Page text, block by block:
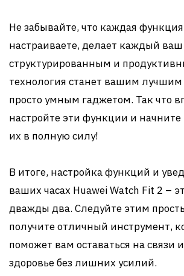
Не забывайте, что каждая
настраиваете, делает каждый
структурированным и
технология станет вашим лучшим
просто умным гаджетом. Так что
настройте эти функции и начните
их в полную силу!
В итоге, настройка функций и
ваших часах Huawei Watch Fit 2 –
дважды два. Следуйте этим
получите отличный инструмент,
поможет вам оставаться на связи
здоровье без лишних усилий.